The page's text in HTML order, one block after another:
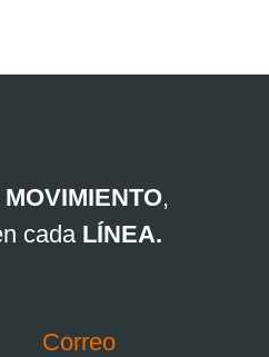
MOVIMIENTO,
cada LÍNEA.
Correo